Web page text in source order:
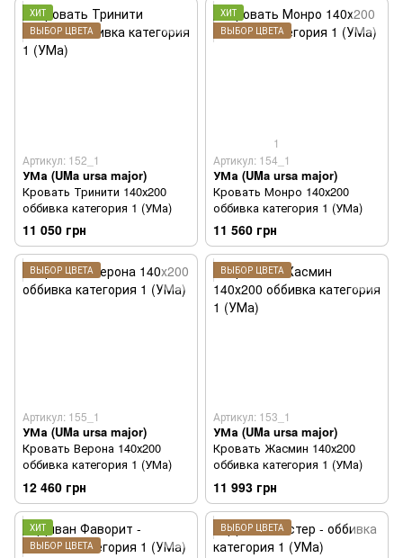
ХИТ
ВЫБОР ЦВЕТА
Артикул: 152_1
УМа (UMa ursa major)
Кровать Тринити 140х200
оббивка категория 1 (УМа)
11 050 грн
ХИТ
ВЫБОР ЦВЕТА
1
Артикул: 154_1
УМа (UMa ursa major)
Кровать Монро 140х200
оббивка категория 1 (УМа)
11 560 грн
ВЫБОР ЦВЕТА
Артикул: 155_1
УМа (UMa ursa major)
Кровать Верона 140х200
оббивка категория 1 (УМа)
12 460 грн
ВЫБОР ЦВЕТА
Артикул: 153_1
УМа (UMa ursa major)
Кровать Жасмин 140х200
оббивка категория 1 (УМа)
11 993 грн
ХИТ
ВЫБОР ЦВЕТА
ВЫБОР ЦВЕТА